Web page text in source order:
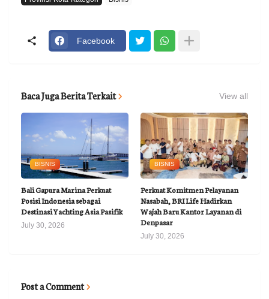
Facebook
Baca Juga Berita Terkait View all
BISNIS
Bali Gapura Marina Perkuat
Posisi Indonesia sebagai
Destinasi Yachting Asia Pasifik
July 30, 2026
BISNIS
Perkuat Komitmen Pelayanan
Nasabah, BRI Life Hadirkan
Wajah Baru Kantor Layanan di
Denpasar
July 30, 2026
Post a Comment